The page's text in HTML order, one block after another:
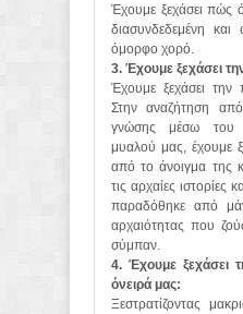
Έχουμε ξεχάσει πώς
διασυνδεδεμένη
όμορφο χορό.
3. Έχουμε ξεχάσει
Έχουμε ξεχάσει την
Στην αναζήτηση
γνώσης μέσω του
μυαλού μας, έχουμε
από το άνοιγμα της
τις αρχαίες ιστορίες
παραδόθηκε από
αρχαιότητας που
σύμπαν.
4. Έχουμε ξεχάσει
όνειρά μας:
Ξεστρατίζοντας